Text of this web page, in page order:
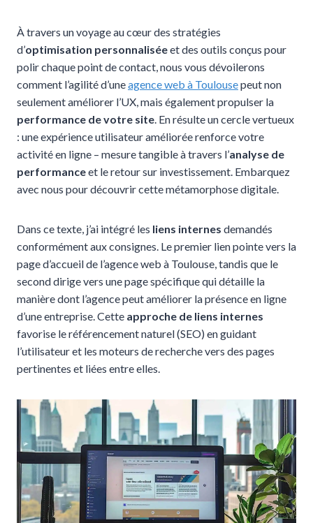
À travers un voyage au cœur des stratégies
d’optimisation personnaliséeet des outils conçus pour
polir chaque point de contact, nous vous dévoilerons
comment l’agilité d’uneagence web à Toulousepeut non
seulement améliorer l’UX, mais également propulser la
performance de votre site. En résulte un cercle vertueux
: une expérience utilisateur améliorée renforce votre
activité en ligne – mesure tangible à travers l’analyse de
performanceet le retour sur investissement. Embarquez
avec nous pour découvrir cette métamorphose digitale.
Dans ce texte, j’ai intégré les liens internes demandés
conformément aux consignes. Le premier lien pointe vers la
page d’accueil de l’agence web à Toulouse, tandis que le
second dirige vers une page spécifique qui détaille la
manière dont l’agence peut améliorer la présence en ligne
d’une entreprise. Cette approche de liens internes
favorise le référencement naturel (SEO) en guidant
l’utilisateur et les moteurs de recherche vers des pages
pertinentes et liées entre elles.